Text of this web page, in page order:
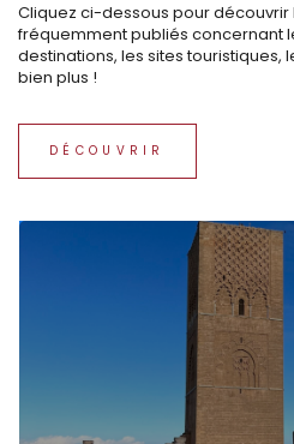
Cliquez ci-dessous pour découvrir
fréquemment publiés concernant
destinations, les sites touristiques,
bien plus !
DÉCOUVRIR